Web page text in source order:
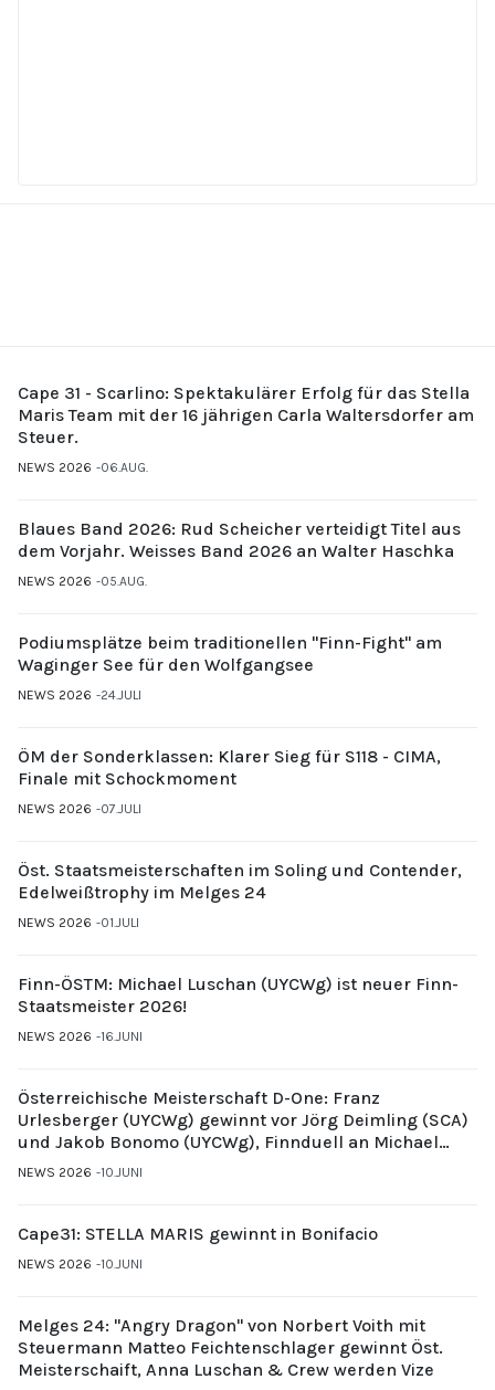
Cape 31 - Scarlino: Spektakulärer Erfolg für das Stella
Maris Team mit der 16 jährigen Carla Waltersdorfer am
Steuer.
NEWS 2026 06.AUG.
Blaues Band 2026: Rud Scheicher verteidigt Titel aus
dem Vorjahr. Weisses Band 2026 an Walter Haschka
NEWS 2026 05.AUG.
Podiumsplätze beim traditionellen "Finn-Fight" am
Waginger See für den Wolfgangsee
NEWS 2026 24.JULI
ÖM der Sonderklassen: Klarer Sieg für S118 - CIMA,
Finale mit Schockmoment
NEWS 2026 07.JULI
Öst. Staatsmeisterschaften im Soling und Contender,
Edelweißtrophy im Melges 24
NEWS 2026 01.JULI
Finn-ÖSTM: Michael Luschan (UYCWg) ist neuer Finn-
Staatsmeister 2026!
NEWS 2026 16.JUNI
Österreichische Meisterschaft D-One: Franz
Urlesberger (UYCWg) gewinnt vor Jörg Deimling (SCA)
und Jakob Bonomo (UYCWg), Finnduell an Michael
Gubi (UYCMo)
NEWS 2026 10.JUNI
Cape31: STELLA MARIS gewinnt in Bonifacio
NEWS 2026 10.JUNI
Melges 24: "Angry Dragon" von Norbert Voith mit
Steuermann Matteo Feichtenschlager gewinnt Öst.
Meisterschaift, Anna Luschan & Crew werden Vize